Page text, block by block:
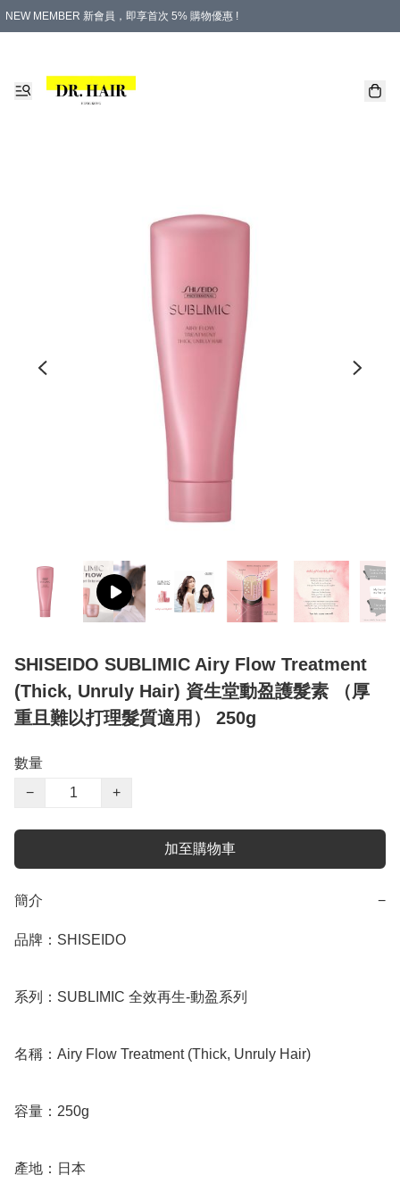
NEW MEMBER 新會員，即享首次 5% 購物優惠 !
SHISEIDO SUBLIMIC Airy Flow Treatment
(Thick, Unruly Hair) 資生堂動盈護髮素 （厚
重且難以打理髮質適用） 250g
數量
−
+
加至購物車
簡介 −
品牌：SHISEIDO
系列：SUBLIMIC 全效再生-動盈系列
名稱：Airy Flow Treatment (Thick, Unruly Hair)
容量：250g
產地：日本